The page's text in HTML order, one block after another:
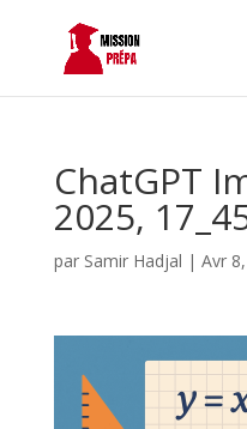
ChatGPT
2025,
par Samir Hadjal | Avr